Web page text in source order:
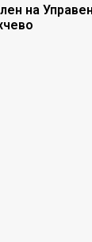
на